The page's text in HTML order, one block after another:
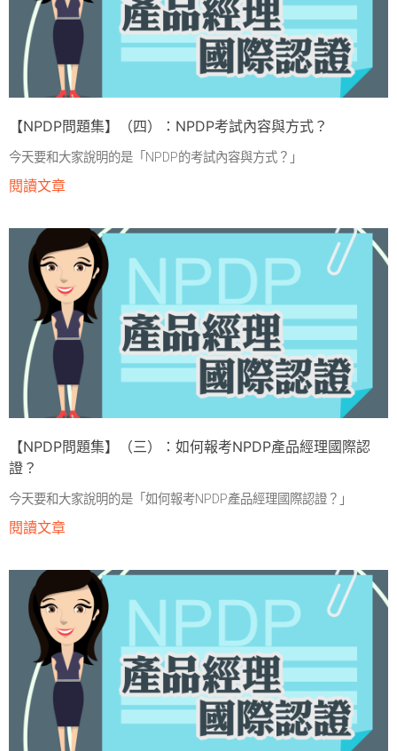
【NPDP問題集】（四）：NPDP考試內容與方式？
今天要和大家說明的是「NPDP的考試內容與方式？」
閱讀文章
【NPDP問題集】（三）：如何報考NPDP產品經理國際認
證？
今天要和大家說明的是「如何報考NPDP產品經理國際認證？」
閱讀文章